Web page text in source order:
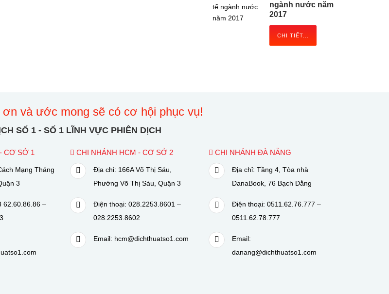
ngành nước năm
2017
CHI TIẾT...
ơn và ước mong sẽ có cơ hội phục vụ!
SỐ 1 - SỐ 1 LĨNH VỰC PHIÊN DỊCH
CƠ SỞ 1
Mạng Tháng
3
62.60.86.86 –
CHI NHÁNH HCM - CƠ SỞ 2
Địa chỉ: 166A Võ Thị Sáu,
Phường Võ Thị Sáu, Quận 3
Điện thoại: 028.2253.8601 –
028.2253.8602
Email: hcm@dichthuatso1.com
CHI NHÁNH ĐÀ NẴNG
Địa chỉ: Tầng 4, Tòa nhà
DanaBook, 76 Bạch Đằng
Điện thoại: 0511.62.76.777 –
0511.62.78.777
Email:
danang@dichthuatso1.com